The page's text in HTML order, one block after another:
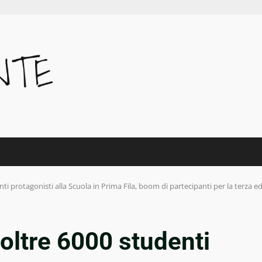
protagonisti alla Scuola in Prima Fila, boom di partecipanti per la terza
6000 studenti